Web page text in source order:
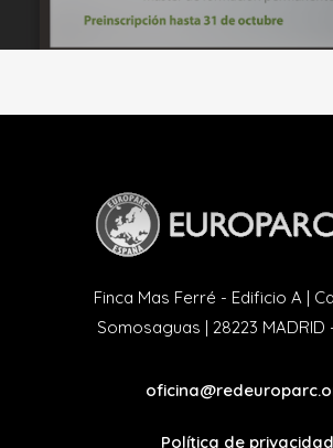
Finca Mas Ferré - Edificio A |
Somosaguas | 28223 MADRID
Política de privacidad